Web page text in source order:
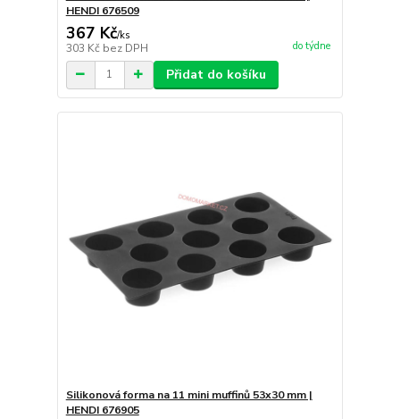
HENDI 676509
367 Kč/ks
303 Kč bez DPH do týdne
Přidat do košíku
Silikonová forma na 11 mini muffinů 53x30 mm |
HENDI 676905